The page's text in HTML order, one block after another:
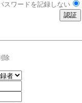
スワードを記録しない
除